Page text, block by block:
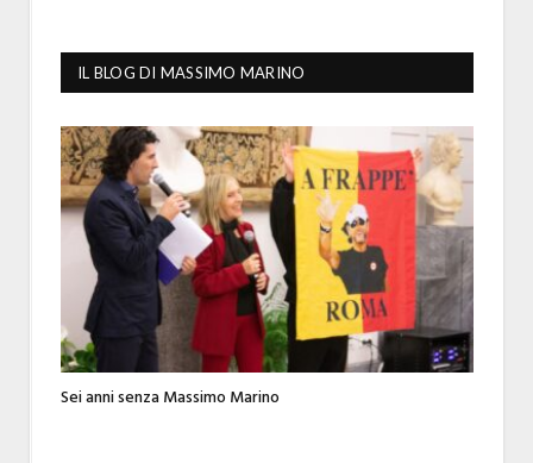
IL BLOG DI MASSIMO MARINO
Sei anni senza Massimo Marino